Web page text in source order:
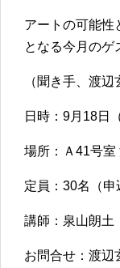
アートの可能性
となる今月の
（聞き手、渡辺
日時：9月18日
場所：Ａ41号室
定員：30名（申
講師：泉山朗土
お問合せ：渡